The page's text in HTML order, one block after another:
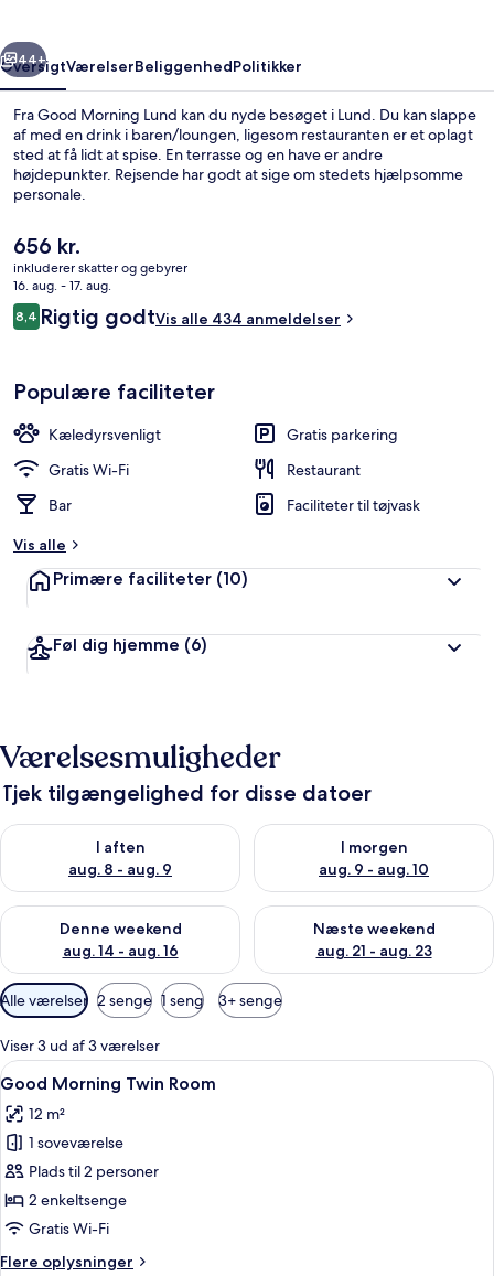
Næste
44+
OversigtVærelserBeliggenhedPolitikker
Fra Good Morning Lund kan du nyde besøget i Lund. Du kan slappe
af med en drink i baren/loungen, ligesom restauranten er et oplagt
sted at få lidt at spise. En terrasse og en have er andre
højdepunkter. Rejsende har godt at sige om stedets hjælpsomme
personale.
Den
nuværende
pris
er
656 kr.
656 kr.
inkluderer skatter og gebyrer
16. aug. - 17. aug.
Anmeldelser
8,48,4 ud af 10.
Rigtig godtVis alle 434 anmeldelser
Populære faciliteter
Kæledyrsvenligt
Gratis parkering
Gratis Wi-Fi
Restaurant
Bar
Faciliteter til tøjvask
Vis alle
Primære faciliteter (10)
Føl dig hjemme (6)
Værelsesmuligheder
Tjek tilgængelighed for disse datoer
I aften
aug. 8 - aug. 9
Tjek tilgængelighed for i aften aug. 8 - aug. 9
I morgen
aug. 9 - aug. 10
Tjek tilgængelighed for i
Denne weekend
aug. 14 - aug. 16
Tjek tilgængelighed for denne weekend aug. 14 - aug. 16
Næste weekend
aug. 21 - aug. 23
Tjek tilgængelighed for næste
Tilgængelige
filtre
for
værelser
Alle værelser 2 senge 1 seng 3+ senge
Viser 3 ud af 3 værelser
Indlæs
alle
billeder
af
Good
Morning
Twin
Et moderne hotelværelse med en
14
Good Morning Twin Room
12 m²
1 soveværelse
Plads til 2 personer
2 enkeltsenge
Gratis Wi-Fi
Flere oplysninger
Flere